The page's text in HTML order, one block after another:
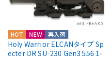
HOT NEW 再入荷
Holy Warrior ELCANタイプ Sp
ecter DR SU-230 Gen3 556 1-